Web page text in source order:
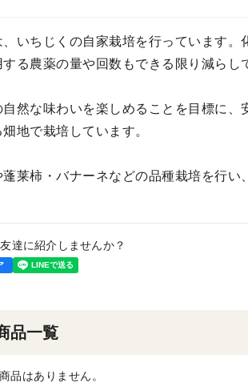
いちじくの自家栽培を行っています
る農薬の量や回数もできる限り減らし
然な味わいを楽しめることを目標に
地で栽培しています。
莱柿・バナーネなどの品種栽培を行
達に紹介しませんか？
品一覧
品はありません。